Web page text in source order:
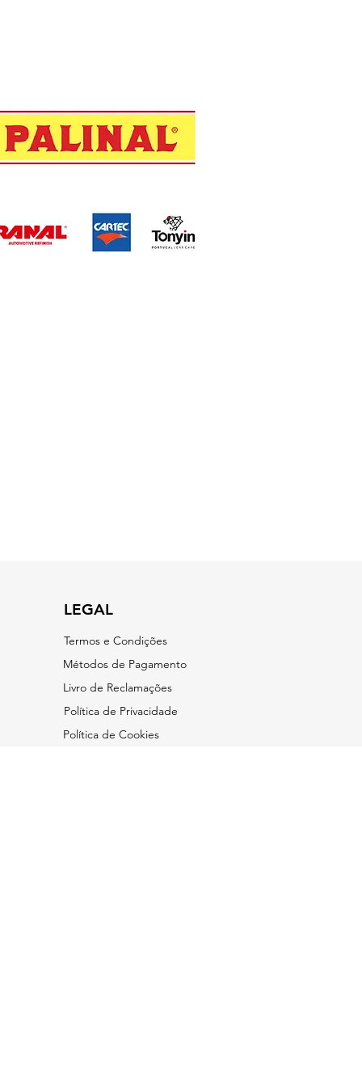
LEGAL
Termos e Condições
​Métodos de Pagamento
Livro de Reclamações
Política de Privacidade
Política de Cookies